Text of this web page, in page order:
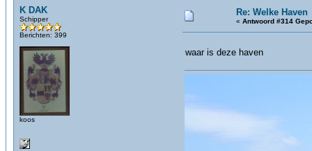
K DAK
Schipper
Berichten: 399
koos
Re: Welke Haven
« Antwoord #314
waar is deze haven